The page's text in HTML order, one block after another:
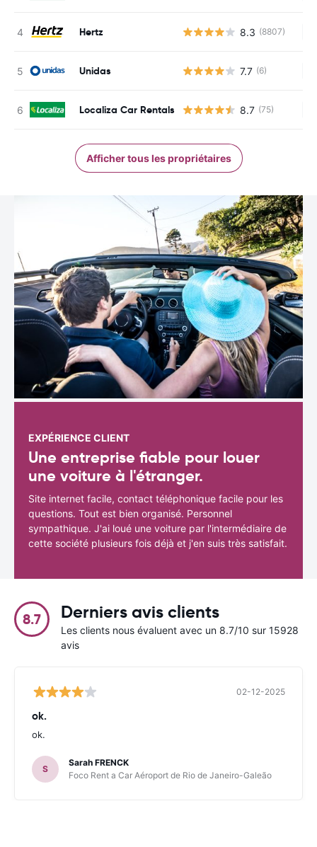
Hertz 8.3 (8807)
Unidas 7.7 (6)
Localiza Car Rentals 8.7 (75)
Afficher tous les propriétaires
EXPÉRIENCE CLIENT
Une entreprise fiable pour louer
une voiture à l'étranger.
Site internet facile, contact téléphonique facile pour les
questions. Tout est bien organisé. Personnel
sympathique. J'ai loué une voiture par l'intermédiaire de
cette société plusieurs fois déjà et j'en suis très satisfait.
8.7 Derniers avis clients
Les clients nous évaluent avec un 8.7/10 sur 15928
avis
02-12-2025
ok.
ok.
S
Sarah FRENCK
Foco Rent a Car Aéroport de Rio de Janeiro-Galeão